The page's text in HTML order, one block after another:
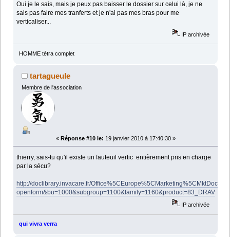
Oui je le sais, mais je peux pas baisser le dossier sur celui là, je ne
sais pas faire mes tranferts et je n'ai pas mes bras pour me
verticaliser...
IP archivée
HOMME tétra complet
tartagueule
Membre de l'association
« Réponse #10 le: 19 janvier 2010 à 17:40:30 »
thierry, sais-tu qu'il existe un fauteuil vertic entièrement pris en charge
par la sécu?
http://doclibrary.invacare.fr/
openform&bu=1000&subgroup=1100&family=1160&product=83_DRAV
IP archivée
qui vivra verra